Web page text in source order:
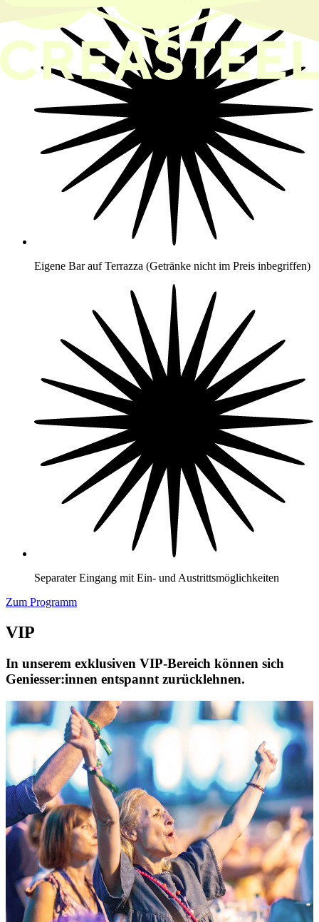
Eigene Bar auf Terrazza (Getränke nicht im Preis inbegriffen)
Separater Eingang mit Ein- und Austrittsmöglichkeiten
Zum Programm
VIP
In unserem exklusiven VIP-Bereich können sich
Geniesser:innen entspannt zurücklehnen.